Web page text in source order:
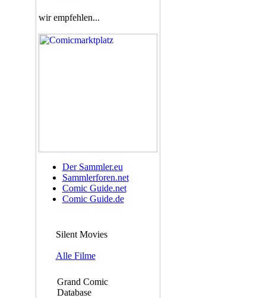
wir empfehlen...
Der Sammler.eu
Sammlerforen.net
Comic Guide.net
Comic Guide.de
Silent Movies
Alle Filme
Grand Comic
Database